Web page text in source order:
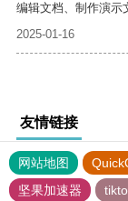
编辑文档、制作演示
2025-01-16
友情链接
网站地图
坚果加速器